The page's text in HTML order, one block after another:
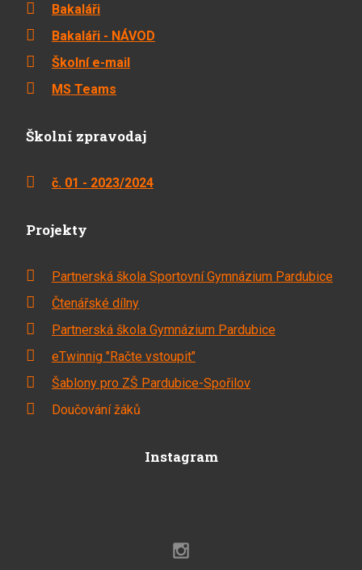
Bakaláři
Bakaláři - NÁVOD
Školní e-mail
MS Teams
Školní zpravodaj
č. 01 - 2023/2024
Projekty
Partnerská škola Sportovní Gymnázium Pardubice
Čtenářské dílny
Partnerská škola Gymnázium Pardubice
eTwinnig "Račte vstoupit"
Šablony pro ZŠ Pardubice-Spořilov
Doučování žáků
Instagram